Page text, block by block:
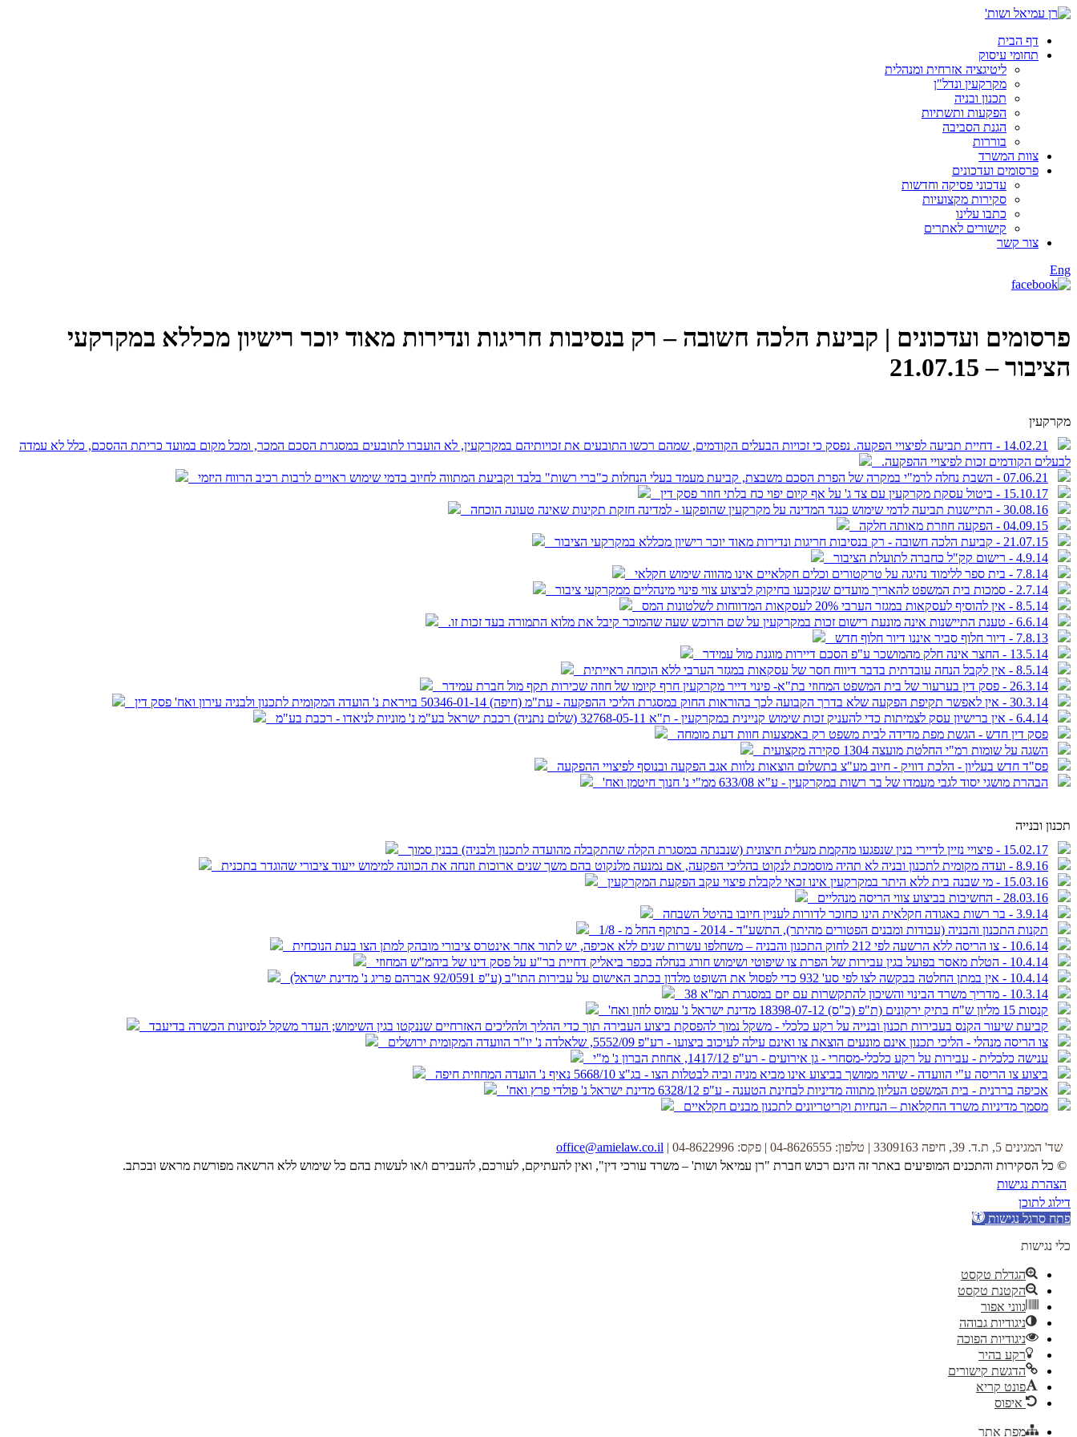
דף הבית
תחומי עיסוק
ליטיגציה אזרחית ומנהלית
מקרקעין ונדל"ן
תכנון ובניה
הפקעות ותשתיות
הגנת הסביבה
בוררות
צוות המשרד
פרסומים ועדכונים
עדכוני פסיקה וחדשות
סקירות מקצועיות
כתבו עלינו
קישורים לאתרים
צור קשר
Eng
פרסומים ועדכונים | קביעת הלכה חשובה – רק בנסיבות חריגות ונדירות מאוד יוכר רישיון מכללא במקרקעי
הציבור – 21.07.15
מקרקעין
14.02.21 - דחיית תביעה לפיצויי הפקעה. נפסק כי זכויות הבעלים הקודמים, שמהם רכשו התובעים את זכויותיהם במקרקעין, לא הועברו לתובעים במסגרת הסכם המכר, ומכל מקום במועד כריתת ההסכם, כלל לא עמדה
לבעלים הקודמים זכות לפיצויי ההפקעה.
07.06.21 - השבת נחלה לרמ"י במקרה של הפרת הסכם משבצת, קביעת מעמד בעלי הנחלות כ"ברי רשות" בלבד וקביעת המתווה לחיוב בדמי שימוש ראויים לרבות רכיב הרווח היזמי
15.10.17 - ביטול עסקת מקרקעין עם צד ג' על אף קיום יפוי כח בלתי חוזר פסק דין
30.08.16 - התיישנות תביעה לדמי שימוש כנגד המדינה על מקרקעין שהופקעו - למדינה חזקת תקינות שאינה טעונה הוכחה
04.09.15 - הפקעה חוזרת מאותה חלקה
21.07.15 - קביעת הלכה חשובה - רק בנסיבות חריגות ונדירות מאוד יוכר רישיון מכללא במקרקעי הציבור
4.9.14 - רישום קק"ל כחברה לתועלת הציבור
7.8.14 - בית ספר ללימוד נהיגה על טרקטורים וכלים חקלאיים אינו מהווה שימוש חקלאי
2.7.14 - סמכות בית המשפט להאריך מועדים שנקבעו בחיקוק לביצוע צווי פינוי מינהליים ממקרקעי ציבור
8.5.14 - אין להוסיף לעסקאות במגזר הערבי 20% לעסקאות המדווחות לשלטונות המס
6.6.14 - טענת התיישנות אינה מונעת רישום זכות במקרקעין על שם הרוכש שעה שהמוכר קיבל את מלוא התמורה בעד זכות זו.
7.8.13 - דיור חלוף סביר איננו דיור חלוף חדש
13.5.14 - החצר אינה חלק מהמושכר ע"פ הסכם דיירות מוגנת מול עמידר
8.5.14 - אין לקבל הנחה עובדתית בדבר דיווח חסר של עסקאות במגזר הערבי ללא הוכחה ראייתית
26.3.14 - פסק דין בערעור של בית המשפט המחוזי בת"א- פינוי דייר מקרקעין חרף קיומו של חוזה שכירות תקף מול חברת עמידר
30.3.14 - אין לאפשר תקיפת הפקעה שלא בדרך הקבועה לכך בהוראות החוק במסגרת הליכי ההפקעה - עת"מ (חיפה) 50346-01-14 בויראת נ' הועדה המקומית לתכנון ולבניה עירון ואח' פסק דין
6.4.14 - אין ברישיון עסק לצמיתות כדי להעניק זכות שימוש קניינית במקרקעין - ת"א 32768-05-11 (שלום נתניה) רכבת ישראל בע"מ נ' מוניות לניאדו - רכבת בע"מ
פסק דין חדש - הגשת מפת מדידה לבית משפט רק באמצעות חוות דעת מומחה
השגה על שומות רמ"י החלטת מועצה 1304 סקירה מקצועית
פס"ד חדש בעליון - הלכת דוויק - חיוב מע"צ בתשלום הוצאות נלוות אגב הפקעה ובנוסף לפיצויי ההפקעה
הבהרת מושגי יסוד לגבי מעמדו של בר רשות במקרקעין - ע"א 633/08 ממ"י נ' חנוך חיטמן ואח'
תכנון ובנייה
15.02.17 - פיצויי נזיין לדיירי בנין שנפגעו מהקמת מעלית חיצונית (שנבנתה במסגרת הקלה שהתקבלה מהועדה לתכנון ולבניה) בבנין סמוך
8.9.16 - ועדה מקומית לתכנון ובניה לא תהיה מוסמכת לנקוט בהליכי הפקעה, אם נמנעה מלנקוט בהם משך שנים ארוכות וזנחה את הכוונה למימוש ייעוד ציבורי שהוגדר בתכנית
15.03.16 - מי שבנה בית ללא היתר במקרקעין אינו זכאי לקבלת פיצוי עקב הפקעת המקרקעין
28.03.16 - החשיבות בביצוע צווי הריסה מנהליים
3.9.14 - בר רשות באגודה חקלאית הינו כחוכר לדורות לעניין חיובו בהיטל השבחה
תקנות התכנון והבניה (עבודות ומבנים הפטורים מהיתר), התשע"ד - 2014 - בתוקף החל מ - 1/8
10.6.14 - צו הריסה ללא הרשעה לפי 212 לחוק התכנון והבניה – משחלפו עשרות שנים ללא אכיפה, יש לתור אחר אינטרס ציבורי מובהק למתן הצו בעת הנוכחית
10.4.14 - הטלת מאסר בפועל בגין עבירות של הפרת צו שיפוטי ושימוש חורג בנחלה בכפר ביאליק דחיית בר"ע על פסק דינו של ביהמ"ש המחוזי
10.4.14 - אין במתן החלטה בבקשה לצו לפי סע' 932 כדי לפסול את השופט מלדון בכתב האישום על עבירות התו"ב (ע"פ 92/0591 אברהם פריג נ' מדינת ישראל)
10.3.14 - מדריך משרד הבינוי והשיכון להתקשרות עם יזם במסגרת תמ"א 38
קנסות 15 מליון ש"ח בתיק ירקונים (ת"פ (כ"ס) 18398-07-12 מדינת ישראל נ' עמוס לוזון ואח'
קביעת שיעור הקנס בעבירות תכנון ובנייה על רקע כלכלי - משקל נמוך להפסקת ביצוע העבירה תוך כדי ההליך ולהליכים האזרחיים שננקטו בגין השימוש; העדר משקל לנסיונות הכשרה בדיעבד
צו הריסה מנהלי - הליכי תכנון אינם מונעים הוצאת צו ואינם עילה לעיכוב ביצועו - רע"פ 5552/09, שלאלדה נ' יו"ר הוועדה המקומית ירושלים
ענישה כלכלית - עבירות על רקע כלכלי-מסחרי - גן אירועים - רע"פ 1417/12, אחוזת הברון נ' מ"י
ביצוע צו הריסה ע"י הוועדה - שיהוי ממושך בביצוע אינו מביא מניה וביה לבטלות הצו - בג"צ 5668/10 נאיף נ' הועדה המחוזית חיפה
אכיפה בררנית - בית המשפט העליון מתווה מדיניות לבחינת הטענה - ע"פ 6328/12 מדינת ישראל נ' פולדי פרץ ואח'
מסמך מדיניות משרד החקלאות – הנחיות וקריטריונים לתכנון מבנים חקלאיים
שד' המגינים 5, ת.ד. 39, חיפה 3309163 | טלפון: 04-8626555 | פקס: 04-8622996 |
office@amielaw.co.il
© כל הסקירות והתכנים המופיעים באתר זה הינם רכוש חברת "רן עמיאל ושות' – משרד עורכי דין", ואין להעתיקם, לעורכם, להעבירם ו/או לעשות בהם כל שימוש ללא הרשאה מפורשת מראש ובכתב.
הצהרת נגישות
דילוג לתוכן
פתח סרגל נגישות
כלי נגישות
הגדלת טקסט
הקטנת טקסט
גווני אפור
ניגודיות גבוהה
ניגודיות הפוכה
רקע בהיר
הדגשת קישורים
פונט קריא
איפוס
מפת אתר